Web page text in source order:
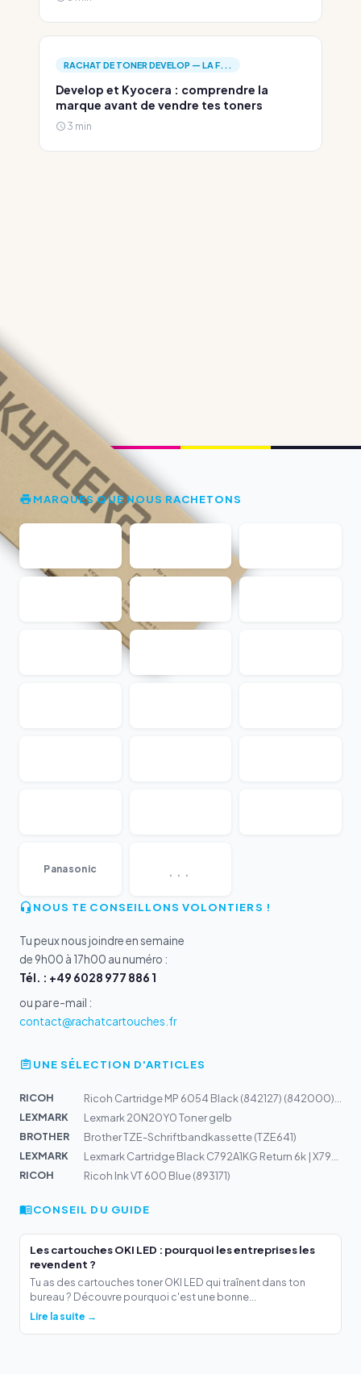
RACHAT DE TONER DEVELOP — LA F...
Develop et Kyocera : comprendre la
marque avant de vendre tes toners
3 min
MARQUES QUE NOUS RACHETONS
Panasonic ...
NOUS TE CONSEILLONS VOLONTIERS !
Tu peux nous joindre en semaine
de 9h00 à 17h00 au numéro :
Tél. : +49 6028 977 886 1
ou par e-mail :
contact@rachatcartouches.fr
UNE SÉLECTION D'ARTICLES
RICOH
LEXMARK
Lexmark 20N20Y0 Toner gelb
BROTHER
Brother TZE-Schriftbandkassette (TZE641)
LEXMARK
RICOH
Ricoh Ink VT 600 Blue (893171)
CONSEIL DU GUIDE
Les cartouches OKI LED : pourquoi les entreprises les
revendent ?
Tu as des cartouches toner OKI LED qui traînent dans ton
bureau ? Découvre pourquoi c'est une bonne...
Lire la suite →